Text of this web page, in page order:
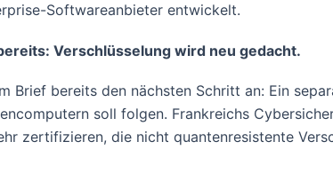
Softwareanbieter entwickelt.
Verschlüsselung wird neu gedacht.
Brief bereits den nächsten Schritt an: Ein
soll folgen. Frankreichs
zertifizieren, die nicht quantenresistente